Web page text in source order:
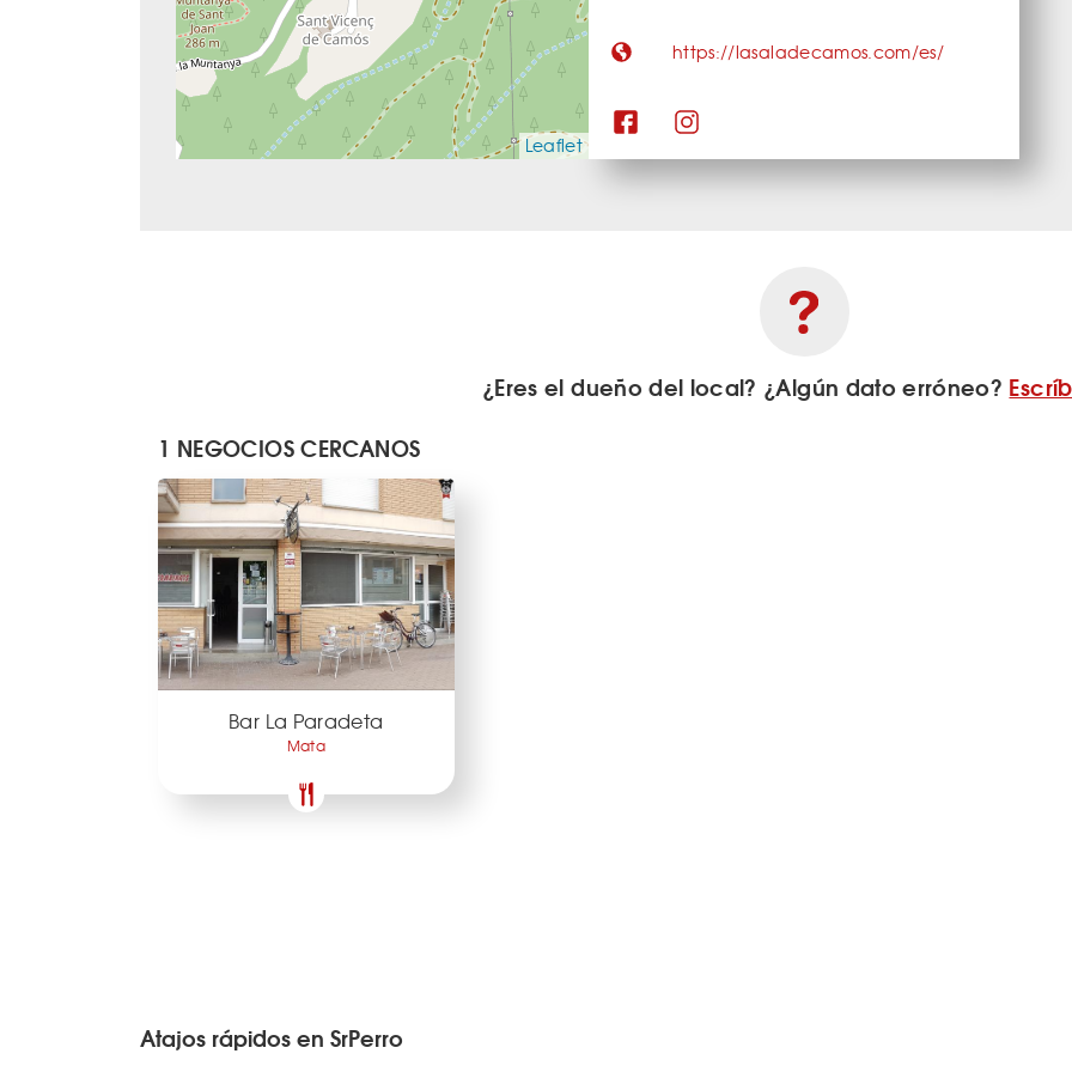
Leaflet
https://lasaladecamos.com/es/
¿Eres el dueño del local? ¿Algún dato erróneo?
1 NEGOCIOS CERCANOS
Bar La Paradeta
Mata
Atajos rápidos en SrPerro